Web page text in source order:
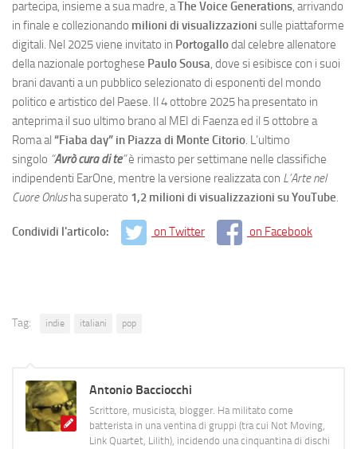
partecipa, insieme a sua madre, aThe Voice Generations, arrivando
in finale e collezionando milioni di visualizzazioni sulle piattaforme
digitali. Nel 2025 viene invitato in Portogallodal celebre allenatore
della nazionale portoghese Paulo Sousa, dove si esibisce con i suoi
brani davanti a un pubblico selezionato di esponenti del mondo
politico e artistico del Paese. Il 4 ottobre 2025 ha presentato in
anteprima il suo ultimo brano al MEI di Faenza ed il 5 ottobre a
Roma al “Fiaba day” in Piazza di Monte Citorio. L’ultimo
singolo “Avrò cura di te”è rimasto per settimane nelle classifiche
indipendenti EarOne, mentre la versione realizzata con L’Arte nel
Cuore Onlusha superato 1,2 milioni di visualizzazioni su YouTube.
Condividi l'articolo: on Twitter on Facebook
Tag: indie italiani pop
Antonio Bacciocchi
Scrittore, musicista, blogger. Ha militato come
batterista in una ventina di gruppi (tra cui Not Moving,
Link Quartet, Lilith), incidendo una cinquantina di dischi